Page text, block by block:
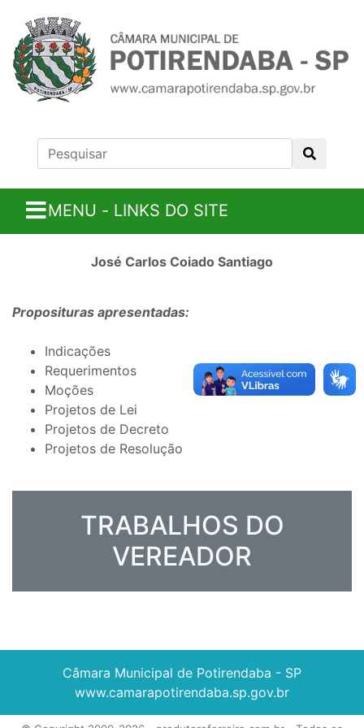
MENU - LINKS DO SITE
José Carlos Coiado Santiago
Proposituras apresentadas:
Indicações
Requerimentos
Moções
Projetos de Lei
Projetos de Decreto
Projetos de Resolução
TRABALHOS DO
VEREADOR
Câmara Municipal de Potirendaba - SP
www.camarapotirendaba.sp.gov.br